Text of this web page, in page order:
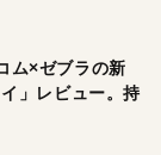
ム×ゼブラの新
」レビュー。持